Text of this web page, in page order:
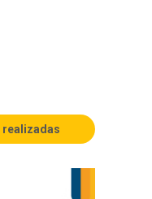
realizadas